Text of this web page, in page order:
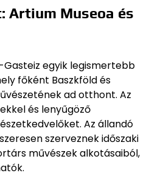
Artium Museoa és
egyik legismertebb
főként Baszkföld és
ad otthont. Az
és lenyűgöző
Az állandó
szerveznek időszaki
művészek alkotásaiból,